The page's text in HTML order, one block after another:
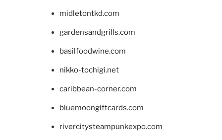
midletontkd.com
gardensandgrills.com
basilfoodwine.com
nikko-tochigi.net
caribbean-corner.com
bluemoongiftcards.com
rivercitysteampunkexpo.com